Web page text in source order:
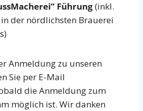
Führung(inkl.
der nördlichsten Brauerei
Anmeldung zu unseren
Sie per E-Mail
die Anmeldung zum
möglich ist. Wir danken